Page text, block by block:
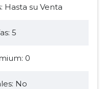
Hasta su Venta
5
0
No